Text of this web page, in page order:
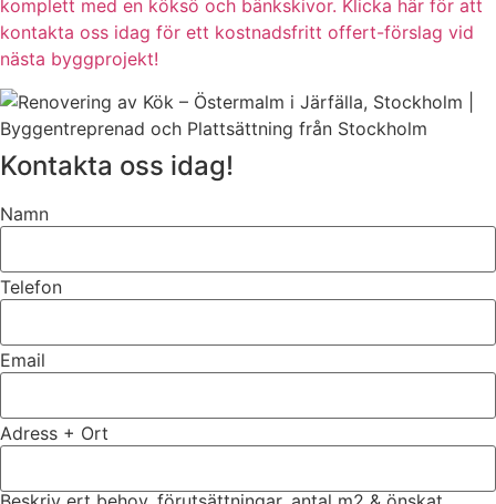
komplett med en köksö och bänkskivor. Klicka här för att
kontakta oss idag för ett kostnadsfritt offert-förslag vid
nästa byggprojekt!
Kontakta oss idag!
Namn
Telefon
Email
Adress + Ort